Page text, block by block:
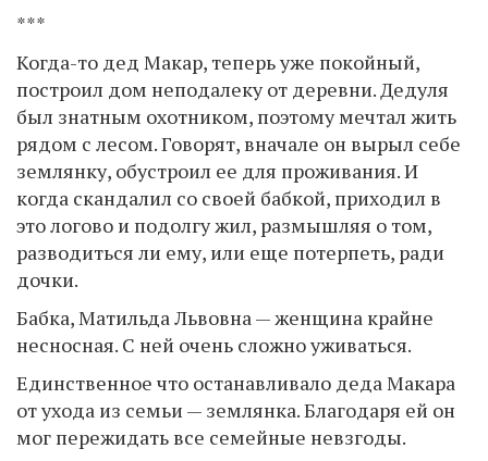
***
Когда-то дед Макар, теперь уже покойный,
построил дом неподалеку от деревни. Дедуля
был знатным охотником, поэтому мечтал жить
рядом с лесом. Говорят, вначале он вырыл себе
землянку, обустроил ее для проживания. И
когда скандалил со своей бабкой, приходил в
это логово и подолгу жил, размышляя о том,
разводиться ли ему, или еще потерпеть, ради
дочки.
Бабка, Матильда Львовна — женщина крайне
несносная. С ней очень сложно уживаться.
Единственное что останавливало деда Макара
от ухода из семьи — землянка. Благодаря ей он
мог пережидать все семейные невзгоды.